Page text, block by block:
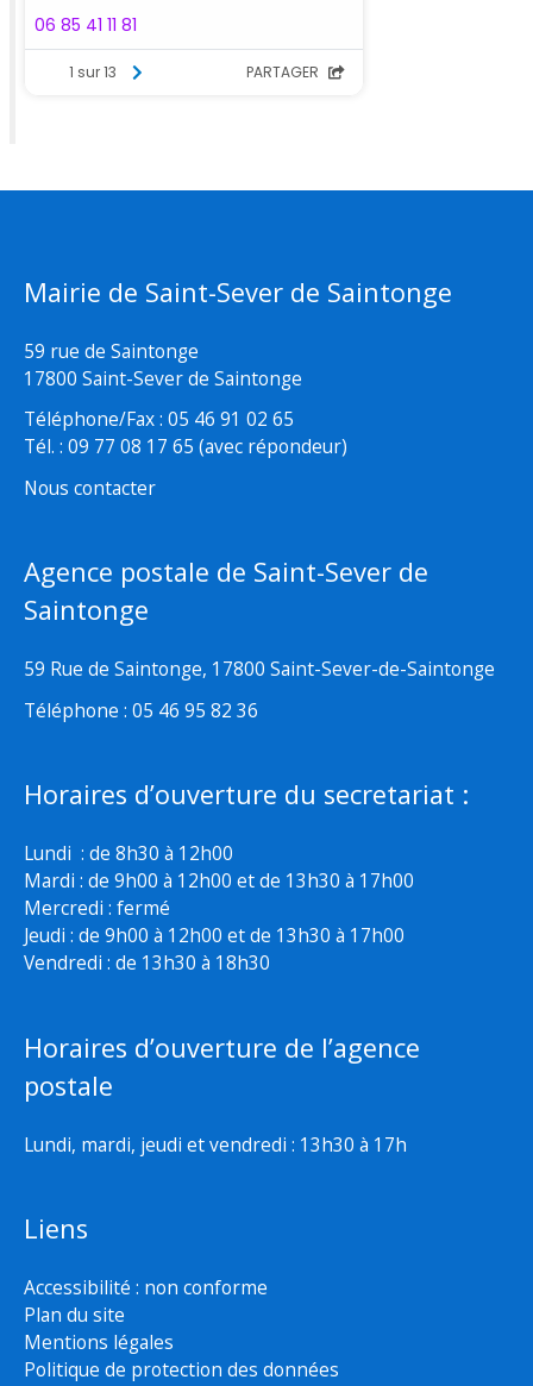
Mairie de Saint-Sever de Saintonge
59 rue de Saintonge
17800 Saint-Sever de Saintonge
Téléphone/Fax : 05 46 91 02 65
Tél. : 09 77 08 17 65 (avec répondeur)
Nous contacter
Agence postale de Saint-Sever de
Saintonge
59 Rue de Saintonge, 17800 Saint-Sever-de-Saintonge
Téléphone : 05 46 95 82 36
Horaires d’ouverture du secretariat :
Lundi : de 8h30 à 12h00
Mardi : de 9h00 à 12h00 et de 13h30 à 17h00
Mercredi : fermé
Jeudi : de 9h00 à 12h00 et de 13h30 à 17h00
Vendredi : de 13h30 à 18h30
Horaires d’ouverture de l’agence
postale
Lundi, mardi, jeudi et vendredi : 13h30 à 17h
Liens
Accessibilité : non conforme
Plan du site
Mentions légales
Politique de protection des données